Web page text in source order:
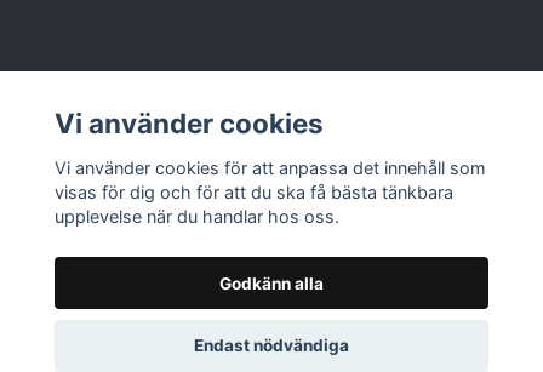
Läs mer
© 2026 Nolbox AB
Vi använder cookies
Vi använder cookies för att anpassa det innehåll som
visas för dig och för att du ska få bästa tänkbara
upplevelse när du handlar hos oss.
Godkänn alla
Endast nödvändiga